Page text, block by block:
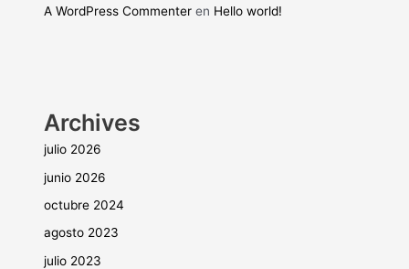
A WordPress Commenter en Hello world!
Archives
julio 2026
junio 2026
octubre 2024
agosto 2023
julio 2023